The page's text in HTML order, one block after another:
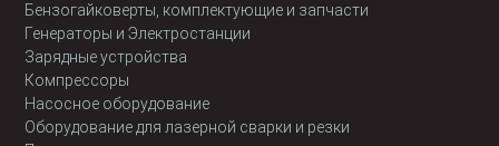
Бензогайковерты, комплектующие и запчасти
Генераторы и Электростанции
Зарядные устройства
Компрессоры
Насосное оборудование
Оборудование для лазерной сварки и резки